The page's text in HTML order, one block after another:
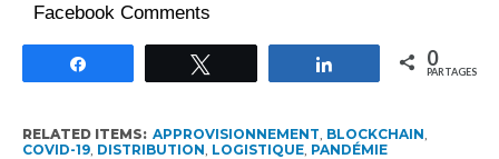
Facebook Comments
Partagez 0
PARTAGES
RELATED ITEMS: APPROVISIONNEMENT BLOCKCHAIN
COVID-19, DISTRIBUTION LOGISTIQUE, PANDÉMIE